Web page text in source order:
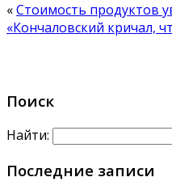
«Стоимость продуктов
«Кончаловский кричал,
Поиск
Найти:
Последние записи